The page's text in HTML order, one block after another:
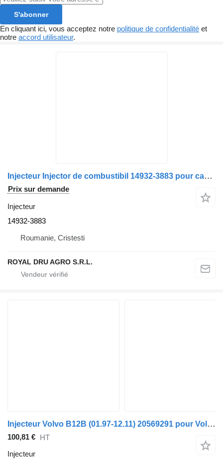
S'abonner
En cliquant ici, vous acceptez notre politique de confidentialité et
notre accord utilisateur.
Injecteur Injector de combustibil 14932-3883 pour camion Volvo 14932 3883
Prix sur demande
Injecteur
14932-3883
Roumanie, Cristesti
ROYAL DRU AGRO S.R.L.
Injecteur Volvo B12B (01.97-12.11) 20569291 pour Volvo B6, B7, B9, B10, B12 bus (1978-2011)
100,81 € HT
Injecteur